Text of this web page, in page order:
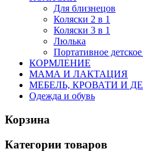
Для близнецов
Коляски 2 в 1
Коляски 3 в 1
Люлька
Портативное
КОРМЛЕНИЕ
МАМА И ЛАКТАЦИЯ
МЕБЕЛЬ, КРОВАТИ И
Одежда и обувь
Корзина
Категории товаров